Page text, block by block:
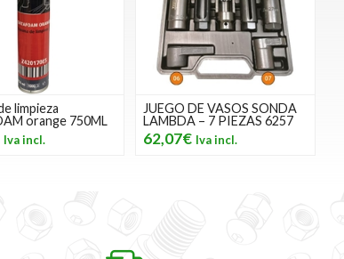
limpieza
orange 750ML
JUEGO DE VASOS SONDA
LAMBDA – 7 PIEZAS 6257
62,07€